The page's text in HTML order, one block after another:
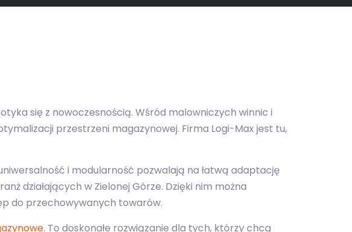
się z nowoczesnością. Wśród malowniczych winnic i
przestrzeni magazynowej. Firma Logi-Max jest tu,
i modularność pozwalają na łatwą adaptację
działających w Zielonej Górze. Dzięki nim można
do przechowywanych towarów.
. To doskonałe rozwiązanie dla tych, którzy chcą